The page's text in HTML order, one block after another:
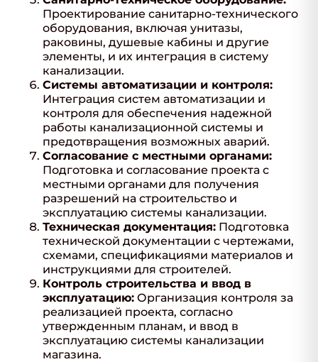
Проектирование санитарно-технического
оборудования, включая унитазы,
раковины, душевые кабины и другие
элементы, и их интеграция в систему
канализации.
Системы автоматизации и контроля:
Интеграция систем автоматизации и
контроля для обеспечения надежной
работы канализационной системы и
предотвращения возможных аварий.
Согласование с местными органами:
Подготовка и согласование проекта с
местными органами для получения
разрешений на строительство и
эксплуатацию системы канализации.
Техническая документация: Подготовка
технической документации с чертежами,
схемами, спецификациями материалов и
инструкциями для строителей.
Контроль строительства и ввод в
эксплуатацию: Организация контроля за
реализацией проекта, согласно
утвержденным планам, и ввод в
эксплуатацию системы канализации
магазина.